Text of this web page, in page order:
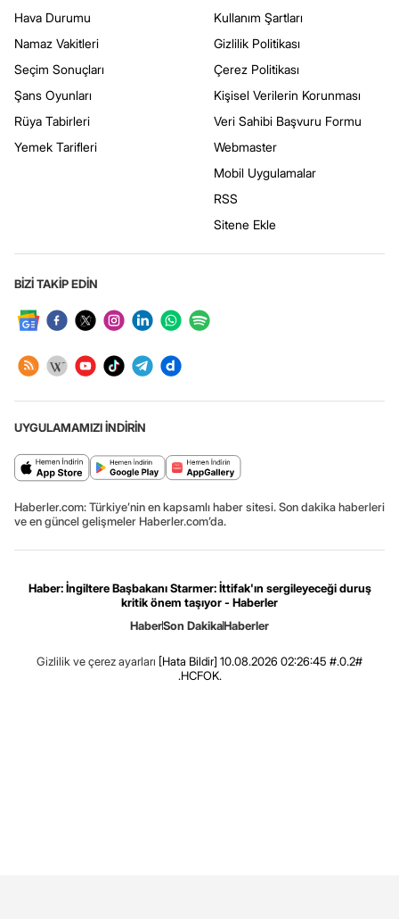
Hava Durumu
Namaz Vakitleri
Seçim Sonuçları
Şans Oyunları
Rüya Tabirleri
Yemek Tarifleri
Kullanım Şartları
Gizlilik Politikası
Çerez Politikası
Kişisel Verilerin Korunması
Veri Sahibi Başvuru Formu
Webmaster
Mobil Uygulamalar
RSS
Sitene Ekle
BİZİ TAKİP EDİN
UYGULAMAMIZI İNDİRİN
Haberler.com: Türkiye’nin en kapsamlı haber sitesi. Son dakika haberleri
ve en güncel gelişmeler Haberler.com’da.
Haber: İngiltere Başbakanı Starmer: İttifak'ın sergileyeceği duruş
kritik önem taşıyor - Haberler
HaberSon DakikaHaberler
Gizlilik ve çerez ayarları [Hata Bildir] 10.08.2026 02:26:45 #.0.2#
.HCFOK.